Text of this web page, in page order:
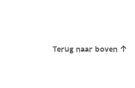
Terug naar boven